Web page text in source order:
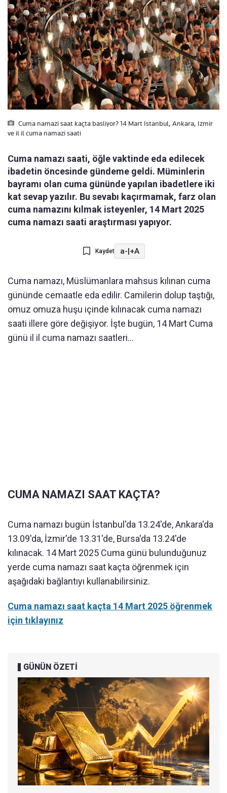
Cuma namazi saat kaçta basliyor? 14 Mart Istanbul, Ankara, Izmir
ve il il cuma namazi saati
Cuma namazı saati, öğle vaktinde eda edilecek
ibadetin öncesinde gündeme geldi. Müminlerin
bayramı olan cuma gününde yapılan ibadetlere iki
kat sevap yazılır. Bu sevabı kaçırmamak, farz olan
cuma namazını kılmak isteyenler, 14 Mart 2025
cuma namazı saati araştırması yapıyor.
Kaydet a-|+A
Cuma namazı, Müslümanlara mahsus kılınan cuma
gününde cemaatle eda edilir. Camilerin dolup taştığı,
omuz omuza huşu içinde kılınacak cuma namazı
saati illere göre değişiyor. İşte bugün, 14 Mart Cuma
günü il il cuma namazı saatleri...
CUMA NAMAZI SAAT KAÇTA?
Cuma namazı bugün İstanbul'da 13.24'de, Ankara'da
13.09'da, İzmir'de 13.31'de, Bursa'da 13.24'de
kılınacak. 14 Mart 2025 Cuma günü bulunduğunuz
yerde cuma namazı saat kaçta öğrenmek için
aşağıdaki bağlantıyı kullanabilirsiniz.
Cuma namazı saat kaçta 14 Mart 2025 öğrenmek
için tıklayınız
GÜNÜN ÖZETİ